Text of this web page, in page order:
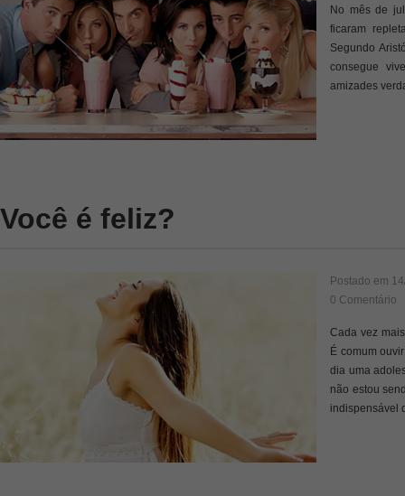
No mês de
ficaram
Segundo
consegue
amizades
Você é feliz?
Postado em
0 Comentário
Cada vez
É comum
dia uma
não estou
indispensável